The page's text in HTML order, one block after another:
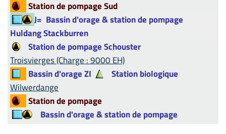
Station de pompage Sud
J= Bassin d'orage & station de pompage
Huldang Stackburren
Station de pompage Schouster
Troisvierges (Charge : 9000 EH)
Bassin d'orage ZI
Station biologique
Wilwerdange
Station de pompage
Bassin d'orage & station de pompage